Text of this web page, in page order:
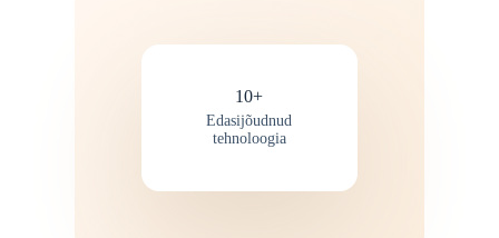
10+
Edasijõudnud
tehnoloogia